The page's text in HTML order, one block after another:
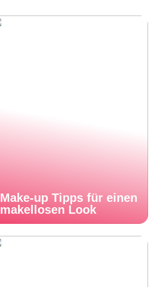
Make-up Tipps für einen
makellosen Look